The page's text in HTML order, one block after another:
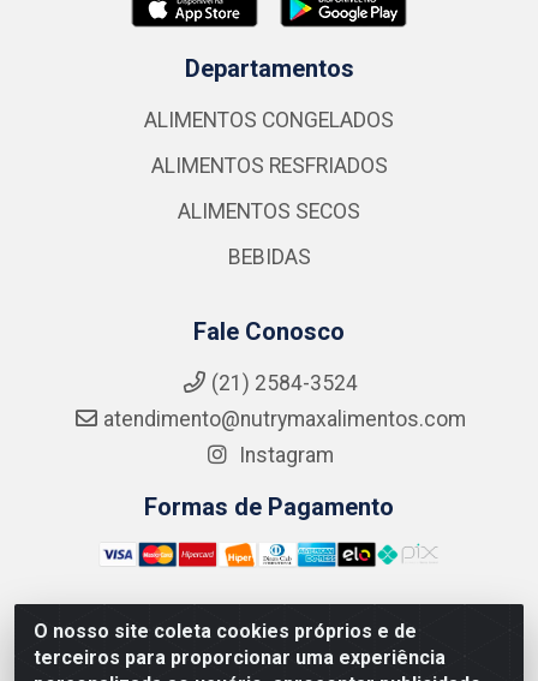
O nosso site coleta cookies próprios e de
terceiros para proporcionar uma experiência
Departamentos
ALIMENTOS CONGELADOS
ALIMENTOS RESFRIADOS
ALIMENTOS SECOS
BEBIDAS
Fale Conosco
(21) 2584-3524
atendimento@nutrymaxalimentos.com
Instagram
Formas de Pagamento
NUTRY MAX COMÉRCIO DE PRODUTOS ALIMENTICIOS
LTDA - RUA DO FEIJÃO, 721 PENHA CIRCULAR/RJ -